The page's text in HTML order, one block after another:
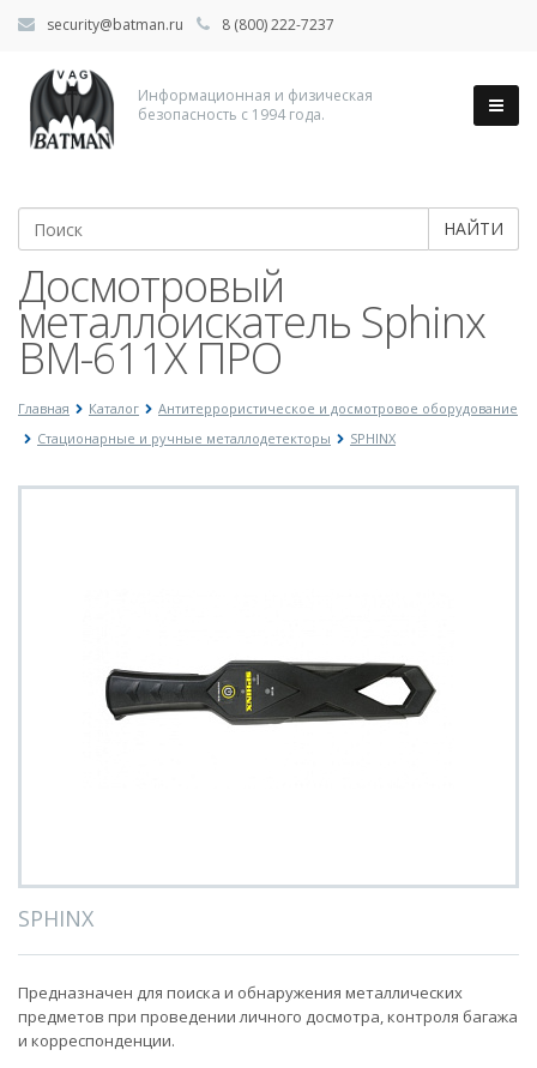
security@batman.ru 8 (800) 222-7237
Информационная и физическая
безопасность с 1994 года.
НАЙТИ
Досмотровый
металлоискатель Sphinx
ВМ-611Х ПРО
Главная Каталог
Антитеррористическое и досмотровое оборудование
Стационарные и ручные металлодетекторы
SPHINX
SPHINX
Предназначен для поиска и обнаружения металлических
предметов при проведении личного досмотра, контроля багажа
и корреспонденции.